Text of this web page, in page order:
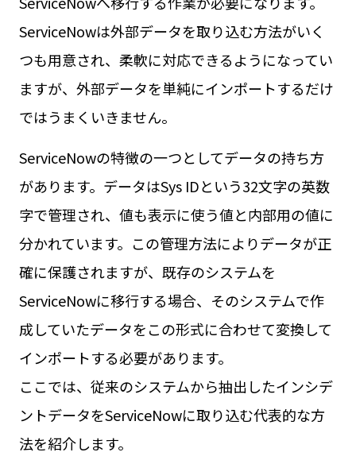
ServiceNowは外部データを取り込む方法がいく
つも用意され、柔軟に対応できるようになってい
ますが、外部データを単純にインポートするだけ
ではうまくいきません。
ServiceNowの特徴の一つとしてデータの持ち方
があります。データはSys IDという32文字の英数
字で管理され、値も表示に使う値と内部用の値に
分かれています。この管理方法によりデータが正
確に保護されますが、既存のシステムを
ServiceNowに移行する場合、そのシステムで作
成していたデータをこの形式に合わせて変換して
インポートする必要があります。
ここでは、従来のシステムから抽出したインシデ
ントデータをServiceNowに取り込む代表的な方
法を紹介します。